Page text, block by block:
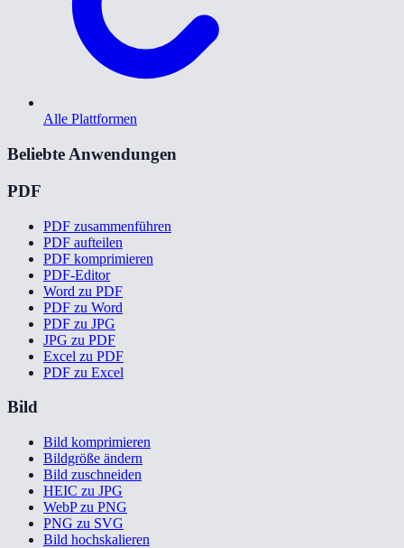
Alle Plattformen
Beliebte Anwendungen
PDF
PDF zusammenführen
PDF aufteilen
PDF komprimieren
PDF-Editor
Word zu PDF
PDF zu Word
PDF zu JPG
JPG zu PDF
Excel zu PDF
PDF zu Excel
Bild
Bild komprimieren
Bildgröße ändern
Bild zuschneiden
HEIC zu JPG
WebP zu PNG
PNG zu SVG
Bild hochskalieren